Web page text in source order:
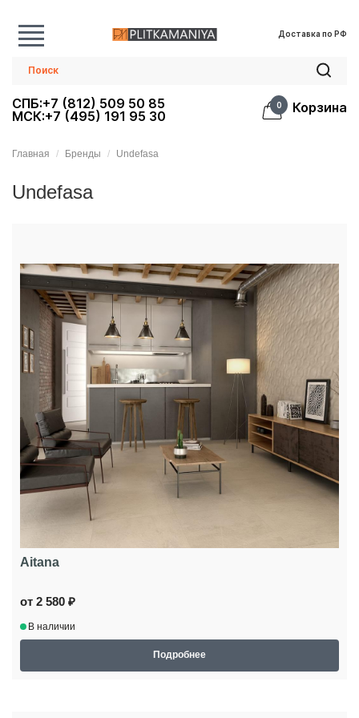
Доставка по РФ
СПБ:+7 (812) 509 50 85
МСК:+7 (495) 191 95 30
0 Корзина
Главная Бренды Undefasa
Undefasa
Aitana
от 2 580 ₽
В наличии
Подробнее